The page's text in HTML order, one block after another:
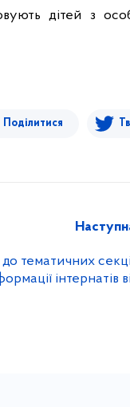
дітей з
Поділитися
до тематичних
інтернатів